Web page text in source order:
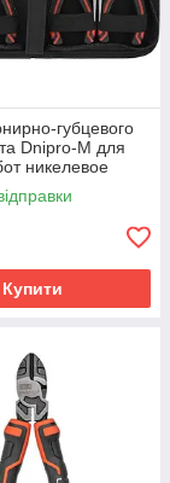
губцевого
Dnipro-M для
никелевое
V сталь 6 шт.
Купити